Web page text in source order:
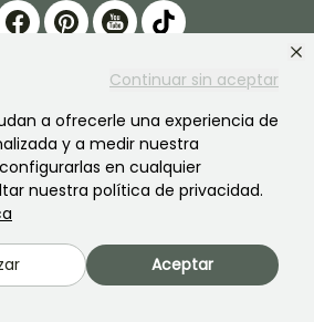
Continuar sin aceptar
a ofrecerle una experiencia de
y a medir nuestra
en cualquier
nuestra política de privacidad.
Aceptar
SERVICIOS
Preparación de pedidos
Entregas
Garantía de las plantas